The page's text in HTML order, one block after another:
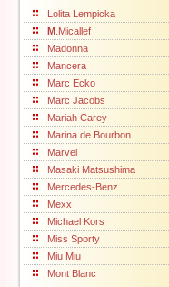
Lolita Lempicka
M .Micallef
Madonna
Mancera
Marc Ecko
Marc Jacobs
Mariah Carey
Marina de Bourbon
Marvel
Masaki Matsushima
Mercedes-Benz
Mexx
Michael Kors
Miss Sporty
Miu Miu
Mont Blanc